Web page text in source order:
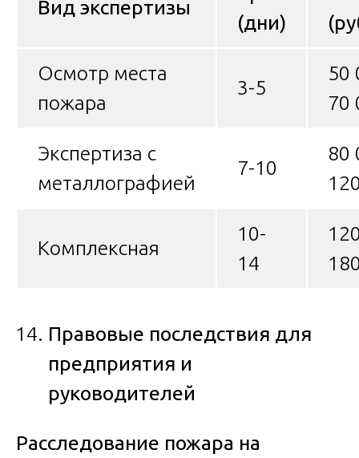
Вид экспертизы
(дни)
Осмотр места
пожара
3-5
50
70
Экспертиза с
металлографией
7-10
80
Комплексная
10-
14
Правовые последствия для
предприятия и
руководителей
Расследование пожара на